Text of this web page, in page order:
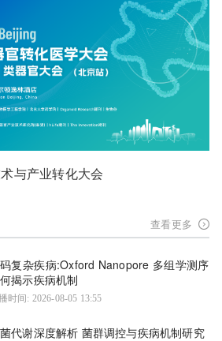
与产业转化大会
查看更多
复杂疾病:Oxford Nanopore 多组学测序
揭示疾病机制
时间: 2026-08-05 13:55
代谢深度解析 菌群调控与疾病机制研究